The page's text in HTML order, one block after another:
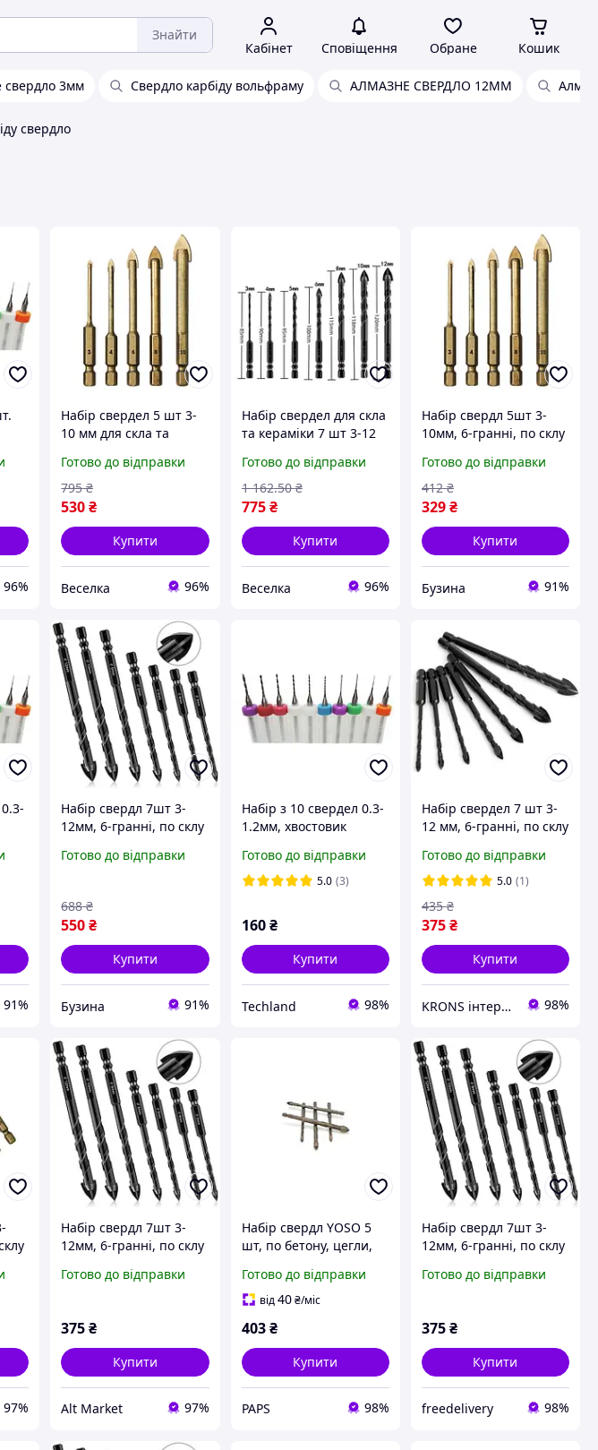
Знайти
Кабінет Сповіщення Обране Кошик
свердло 3мм Свердло карбіду вольфраму АЛМАЗНЕ СВЕРДЛО 12ММ
свердло
96%
Набір свердел 5 шт 3-
10 мм для скла та
вольфраму з
титановим покриттям
FLAME
Готово до відправки
530₴
795 ₴
Купити
Веселка 96%
Набір свердел для скла
та кераміки 7 шт 3-12
для точного свердління
FLAME
Готово до відправки
775 ₴
1 162.50 ₴
Купити
Веселка 96%
Набір свердл 5шт 3-
10мм, 6-гранні, по склу
вольфраму buzyna
Готово до відправки
329₴
412 ₴
Купити
Бузина 91%
91%
Набір свердл 7шт 3-
12мм, 6-гранні, по склу
вольфраму buzyna
Готово до відправки
550₴
688 ₴
Купити
Бузина 91%
Набір з 10 свердел 0.3-
1.2мм, хвостовик
вольфраму, для дрилів і
граверів
Готово до відправки
5.0 (3)
160 ₴
Купити
Techland 98%
Набір свердел 7 шт 3-
12 мм, 6-гранні, по склу
вольфраму
Готово до відправки
5.0 (1)
375₴
435 ₴
Купити
KRONS інтернет-магазин 98%
97%
Набір свердл 7шт 3-
12мм, 6-гранні, по склу
вольфраму
Готово до відправки
375₴
Купити
Alt Market 97%
Набір свердл YOSO 5
шт, по бетону, цегли,
кераміці, карбід
вольфраму (YT40324) x
Готово до відправки
від40 ₴/міс
403 ₴
Купити
PAPS 98%
Набір свердл 7шт 3-
12мм, 6-гранні, по склу
вольфрама
Готово до відправки
375₴
Купити
freedelivery 98%